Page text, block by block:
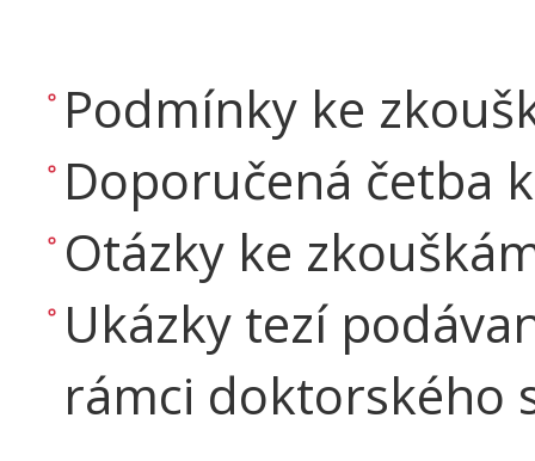
Podmínky ke
Doporučená četba
Otázky ke
Ukázky tezí
rámci doktorského